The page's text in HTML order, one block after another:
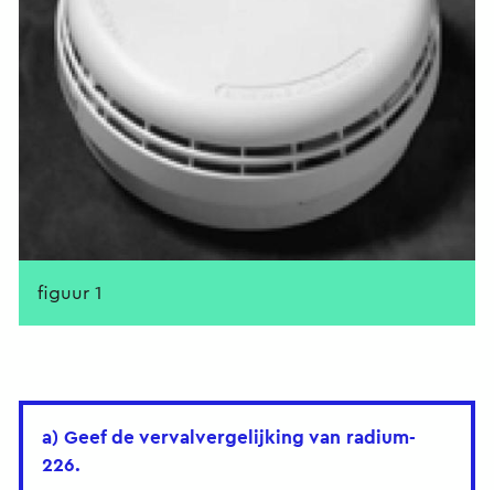
figuur 1
a) Geef de vervalvergelijking van radium-
226.